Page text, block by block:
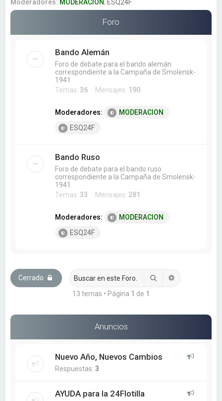
r
Moderadores: MODERACION, ESQ24F
Foro
Bando Alemán
Foro de debate para el bando alemán
correspondiente a la Campaña de Smolensk-
1941
Temas: 36 Mensajes: 190
Moderadores:
MODERACION
ESQ24F
Bando Ruso
Foro de debate para el bando ruso
correspondiente a la Campaña de Smolensk-
1941
Temas: 33 Mensajes: 281
Moderadores:
MODERACION
ESQ24F
Cerrado Buscar
13 temas • Página 1 de 1
Anuncios
Nuevo Año, Nuevos Cambios
Respuestas:3
AYUDA para la 24Flotilla